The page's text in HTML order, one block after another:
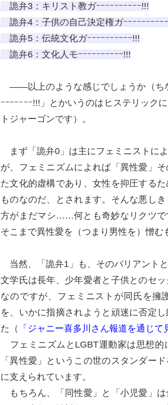
詭弁3：キリスト教ガｰｰｰｰｰｰｰｰｰｰ!!!
詭弁4：子供の自己決定権ガｰｰｰｰｰｰｰｰｰ
詭弁5：伝統文化ガｰｰｰｰｰｰｰｰｰｰ!!!
詭弁6：文化人モｰｰｰｰｰｰｰｰｰｰ!!!
――以上のような感じでしょうか（ち
ｰｰｰｰｰｰｰ!!!」とかいうのはヒステリック
トジャーゴンです）。
まず「詭弁0」は主にフェミニストに
が、フェミニズムによれば「異性愛」
た文化的虚構であり、女性を抑圧する
ものなのだ、とされます。そんな悪し
方がまだマシ……何とも奇妙なリクツで
そこまで異性愛を（つまり男性を）憎む
当然、「詭弁1」も、そのバリアント
文学氏は長年、少年愛者と子供とのセ
なのですが、フェミニストが同氏を擁
を、いかに指摘されようと頑迷に否定
た（
「ジャニー喜多川さん報道を通じ
フェミニズムとLGBT運動家は思想的
「異性愛」というこの世のスタンダー
に支えられています。
もちろん、「同性愛」と「小児愛」